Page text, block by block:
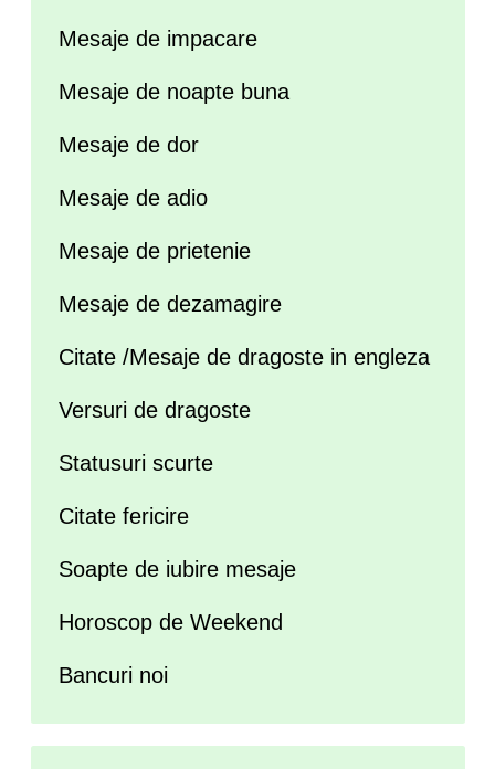
Mesaje de impacare
Mesaje de noapte buna
Mesaje de dor
Mesaje de adio
Mesaje de prietenie
Mesaje de dezamagire
Citate /Mesaje de dragoste in engleza
Versuri de dragoste
Statusuri scurte
Citate fericire
Soapte de iubire mesaje
Horoscop de Weekend
Bancuri noi